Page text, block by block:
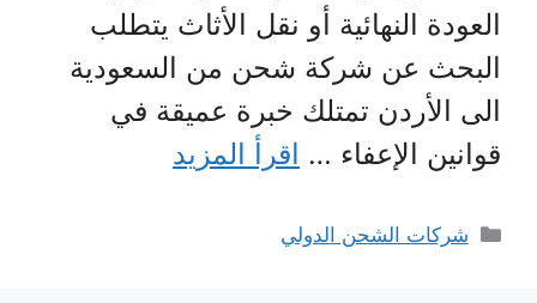
العودة النهائية أو نقل الأثاث يتطلب
البحث عن شركة شحن من السعودية
الى الأردن تمتلك خبرة عميقة في
قوانين الإعفاء … اقرأ المزيد
التصنيفات
شركات الشحن الدولي